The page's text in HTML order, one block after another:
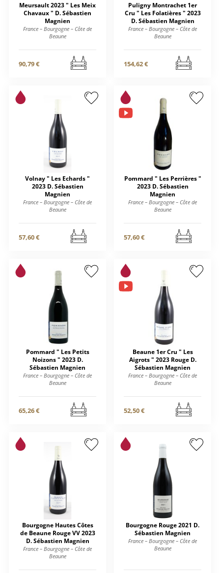
Meursault 2023 " Les Meix
Chavaux " D. Sébastien
Magnien
France – Bourgogne – Côte de
Beaune
90,79 €
Puligny Montrachet 1er
Cru " Les Folatières " 2023
D. Sébastien Magnien
France – Bourgogne – Côte de
Beaune
154,62 €
Volnay " Les Echards "
2023 D. Sébastien
Magnien
France – Bourgogne – Côte de
Beaune
57,60 €
Pommard " Les Perrières "
2023 D. Sébastien
Magnien
France – Bourgogne – Côte de
Beaune
57,60 €
Pommard " Les Petits
Noizons " 2023 D.
Sébastien Magnien
France – Bourgogne – Côte de
Beaune
65,26 €
Beaune 1er Cru " Les
Aigrots " 2023 Rouge D.
Sébastien Magnien
France – Bourgogne – Côte de
Beaune
52,50 €
Bourgogne Hautes Côtes
de Beaune Rouge VV 2023
D. Sébastien Magnien
France – Bourgogne – Côte de
Beaune
Bourgogne Rouge 2021 D.
Sébastien Magnien
France – Bourgogne – Côte de
Beaune